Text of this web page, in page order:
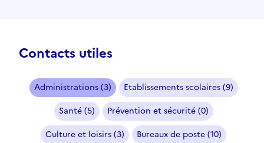
Contacts utiles
Administrations (3)
Etablissements scolaires (9)
Santé (5)
Prévention et sécurité (0)
Culture et loisirs (3)
Bureaux de poste (10)